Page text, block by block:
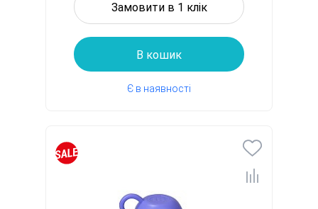
Замовити в 1 клік
В кошик
Є в наявності